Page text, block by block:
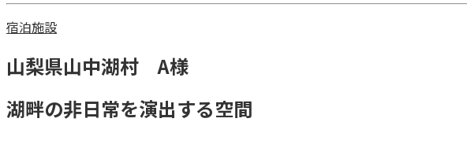
宿泊施設
山梨県山中湖村 A様
湖畔の非日常を演出する空間